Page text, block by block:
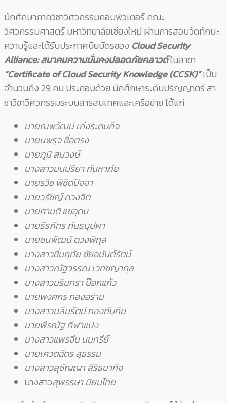
นักศึกษาภาควิชาวิศวกรรมคอมพิวเตอร์ คณะ
วิศวกรรมศาสตร์ มหาวิทยาลัยเชียงใหม่ ผ่านการสอบวัดทักษะ
ความรู้และได้รับประกาศนียบัตรของ Cloud Security
Alliance: สมาคมความมั่นคงปลอดภัยคลาวด์ในสาขา
“Certificate of Cloud Security Knowledge (CCSK)”เป็น
จำนวนถึง 29 คน ประกอบด้วย นักศึกษาระดับปริญญาตรี สา
ชาวิชาวิศวกรรมระบบสารสนเทศและเครือข่าย ได้แก่
นายณพวัฒน์ เก่งระดมกิจ
นายนพรุจ ซื่อตรง
นายภูมิ สมวงษ์
นางสาวมนปรียา กันหาภัย
นายรวิช พิชิตปัจจา
นายวรัชญ์ ดวงจิต
นายศานติ แขอุดม
นายธีรภัทร กันธบุปผา
นายชนพัฒน์ ดวงพิกุล
นางสาวชื่นฤทัย ชัยอนันต์รัตน์
นางสาวณัฐวรรณ เวทชญากุล
นางสาวนรินทรา ป๊อกแก้ว
นายพงศกร ทองอร่าม
นางสาวนลินรัตน์ ทองทับทิม
นายพีรณัฐ กีฬาแปง
นางสาวแพรจีน นนทรีย์
นายเศวตฉัตร สุธรรม
นางสาวสุชัญญา สิริธนากิจ
นางสาวสุพรรษา นิยมไทย